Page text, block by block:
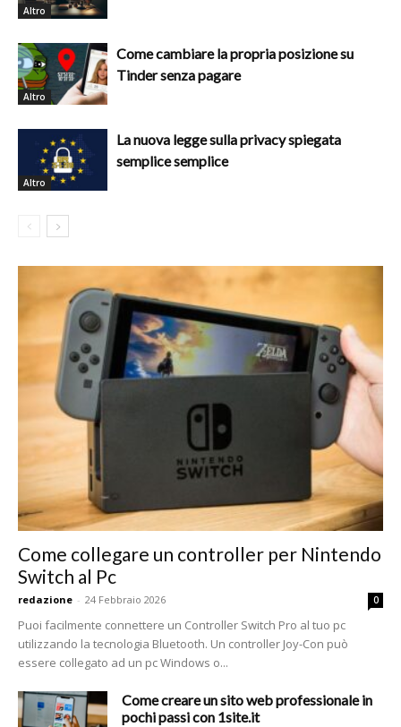
Altro
Altro
Come cambiare la propria posizione su
Tinder senza pagare
Altro
La nuova legge sulla privacy spiegata
semplice semplice
Come collegare un controller per Nintendo
Switch al Pc
redazione - 24 Febbraio 2026 0
Puoi facilmente connettere un Controller Switch Pro al tuo pc
utilizzando la tecnologia Bluetooth. Un controller Joy-Con può
essere collegato ad un pc Windows o...
Come creare un sito web professionale in
pochi passi con 1site.it